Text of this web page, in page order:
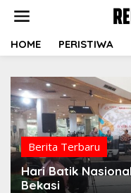
HOME PERISTIWA
Berita Terbaru
Hari Batik
Bekasi